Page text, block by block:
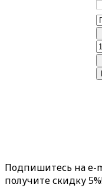
Подпишитесь на e-
получите скидку